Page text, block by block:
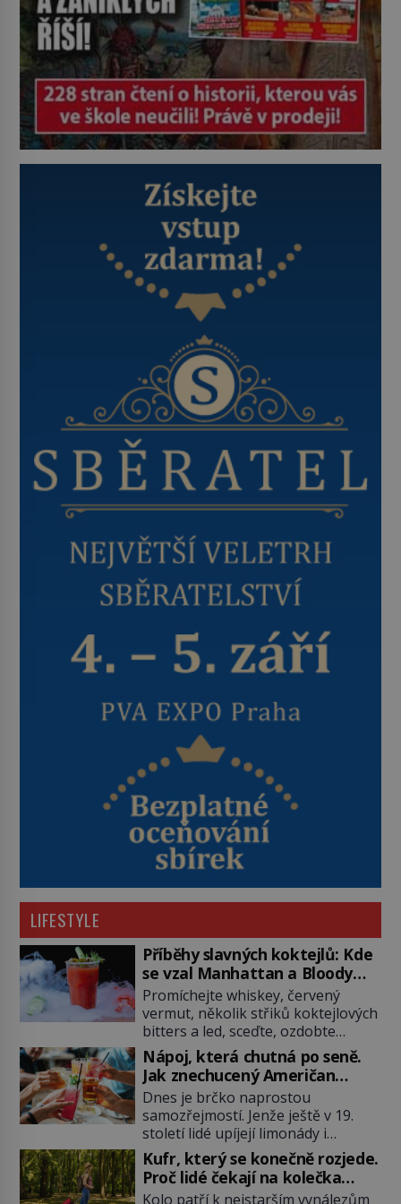
LIFESTYLE
Příběhy slavných koktejlů: Kde
se vzal Manhattan a Bloody
Mary?
Promíchejte whiskey, červený
vermut, několik střiků koktejlových
bitters a led, sceďte, ozdobte
koktejlovou třešinkou a tadá…
Manhattan je tu! A pokud to má být
skutečně on, dejte si pozor, ať
místo klasické americké rye
whiskey či klidně bourbonu
nepoužijete skotskou whisku. Co
se stane? Inu, koktejl bude stále
skvělý, ale už to nebude
Manhattan ale […]
Nápoj, která chutná po seně.
Jak znechucený Američan
vymyslel brčko
Dnes je brčko naprostou
samozřejmostí. Jenže ještě v 19.
století lidé upíjejí limonády i
koktejly dutými stébly žita nebo
žitné slámy. Fungují sice dobře,
mají ale jednu nepříjemnou
Kufr, který se konečně rozjede.
Proč lidé čekají na kolečka
téměř pět tisíc let?
Kolo patří k nejstarším vynálezům